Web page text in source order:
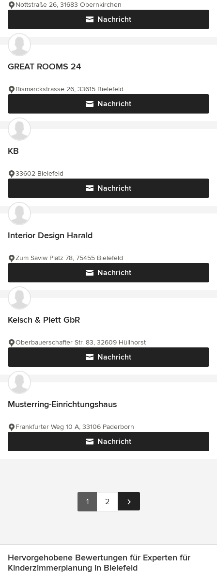
Nachricht
Nottstraße 26, 31683 Obernkirchen
GREAT ROOMS 24
Nachricht
Bismarckstrasse 26, 33615 Bielefeld
KB
Nachricht
33602 Bielefeld
Interior Design Harald
Nachricht
Zum Saviw Platz 78, 75455 Bielefeld
Kelsch & Plett GbR
Nachricht
Oberbauerschafter Str. 83, 32609 Hüllhorst
Musterring-Einrichtungshaus
Nachricht
Frankfurter Weg 10 A, 33106 Paderborn
1 2
Hervorgehobene Bewertungen für Experten für
Kinderzimmerplanung in Bielefeld